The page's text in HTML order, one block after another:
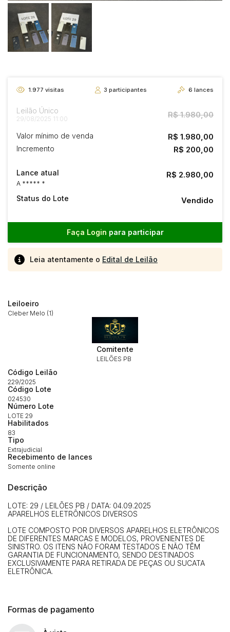
1.977 visitas 3participantes 6 lances
Leilão Único
29/08/2025 11:00 R$ 1.980,00
Valor mínimo de venda R$ 1.980,00
Incremento R$ 200,00
Lance atual
A ***** *
R$ 2.980,00
Status do Lote Vendido
Faça Login para participar
Leia atentamente o Edital de Leilão
Leiloeiro
Cleber Melo (1)
Comitente
LEILÕES PB
Código Leilão
229/2025
Código Lote
024530
Número Lote
LOTE 29
Habilitados
83
Tipo
Extrajudicial
Recebimento de lances
Somente online
Descrição
LOTE: 29 / LEILÕES PB / DATA: 04.09.2025
APARELHOS ELETRÔNICOS DIVERSOS
LOTE COMPOSTO POR DIVERSOS APARELHOS ELETRÔNICOS
DE DIFERENTES MARCAS E MODELOS, PROVENIENTES DE
SINISTRO. OS ITENS NÃO FORAM TESTADOS E NÃO TÊM
GARANTIA DE FUNCIONAMENTO, SENDO DESTINADOS
EXCLUSIVAMENTE PARA RETIRADA DE PEÇAS OU SUCATA
ELETRÔNICA.
Formas de pagamento
Envie sua Proposta
(Art. 895, CPC)
Data
14/04/2025 18:43:11 TIAGOFELIPE
Clique aqui para fazer login
propostas